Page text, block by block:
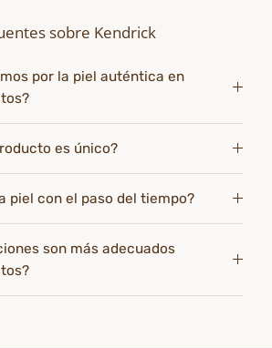
sobre Kendrick
por la piel auténtica en
es único?
piel con el paso del tiempo?
son más adecuados